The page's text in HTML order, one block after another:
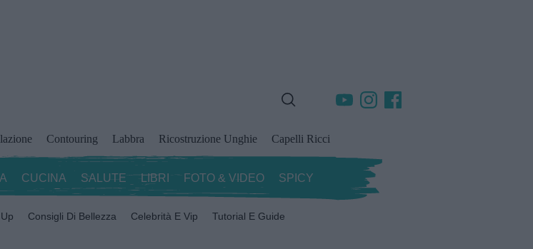
Contouring Labbra Ricostruzione Unghie Capelli Ricci
CUCINA SALUTE LIBRI FOTO & VIDEO SPICY
Consigli Di Bellezza Celebrità E Vip Tutorial E Guide